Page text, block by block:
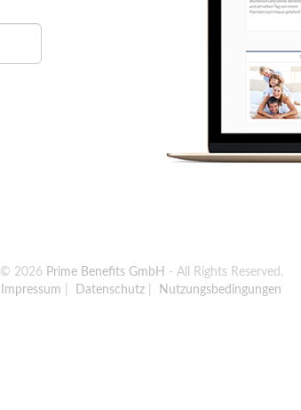
© 2026 Prime Benefits GmbH - All Rights Reserved.
Impressum
Datenschutz Nutzungsbedingungen